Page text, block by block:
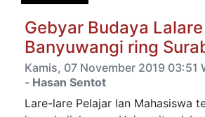
Gebyar Budaya Lalare
Banyuwangi ring
Kamis, 07 November 2019 03:51
- Hasan Sentot
Lare-lare Pelajar lan Mahasiswa